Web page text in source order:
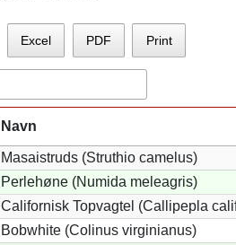
Excel PDF Print
Navn
Masaistruds (Struthio camelus)
Perlehøne (Numida meleagris)
Californisk Topvagtel (Callipepla
Bobwhite (Colinus virginianus)